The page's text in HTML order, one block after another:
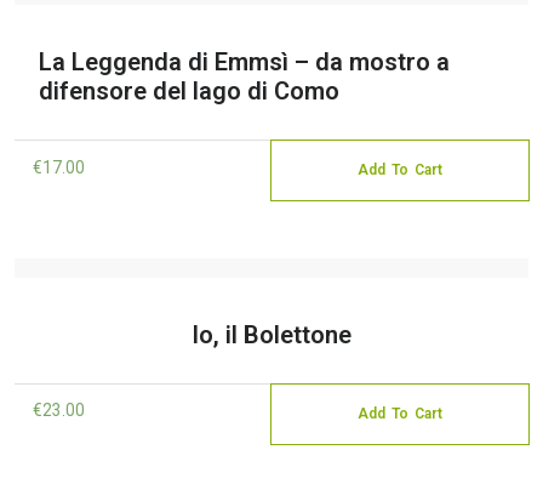
La Leggenda di Emmsì – da mostro a
difensore del lago di Como
€17.00 Add To Cart
Io, il Bolettone
€23.00 Add To Cart